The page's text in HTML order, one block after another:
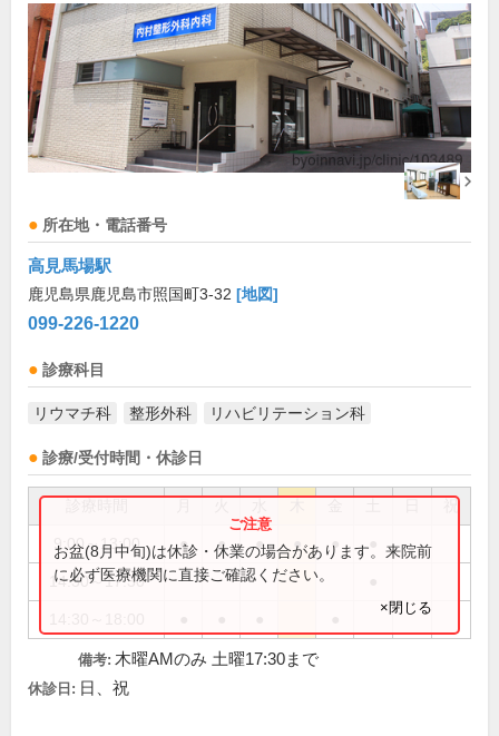
所在地・電話番号
高見馬場駅
鹿児島県鹿児島市照国町3-32 [地図]
099-226-1220
診療科目
リウマチ科 整形外科 リハビリテーション科
診療/受付時間・休診日
祝
9:00～13:00 ● ● ● ● ●
14:30～17:30
お盆(8月中旬)は休診・休業の場合があります。来院前
に必ず医療機関に直接ご確認ください。
×閉じる
備考: 木曜AMのみ 土曜17:30まで
休診日: 日、祝